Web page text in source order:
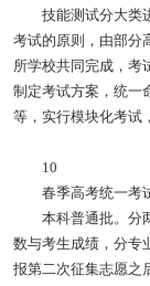
技能测试分大类
考试的原则，由部分
所学校共同完成，考
制定考试方案，统一
等，实行模块化考试
10
春季高考统一考
本科普通批。分
数与考生成绩，分专
报第二次征集志愿之